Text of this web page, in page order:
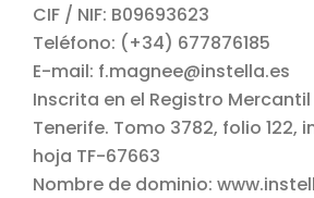
CIF / NIF: B09693623
Teléfono: (+34) 677876185
E-mail: f.magnee@instella.es
Inscrita en el Registro
Tenerife. Tomo 3782, folio 122,
hoja TF-67663
Nombre de dominio: